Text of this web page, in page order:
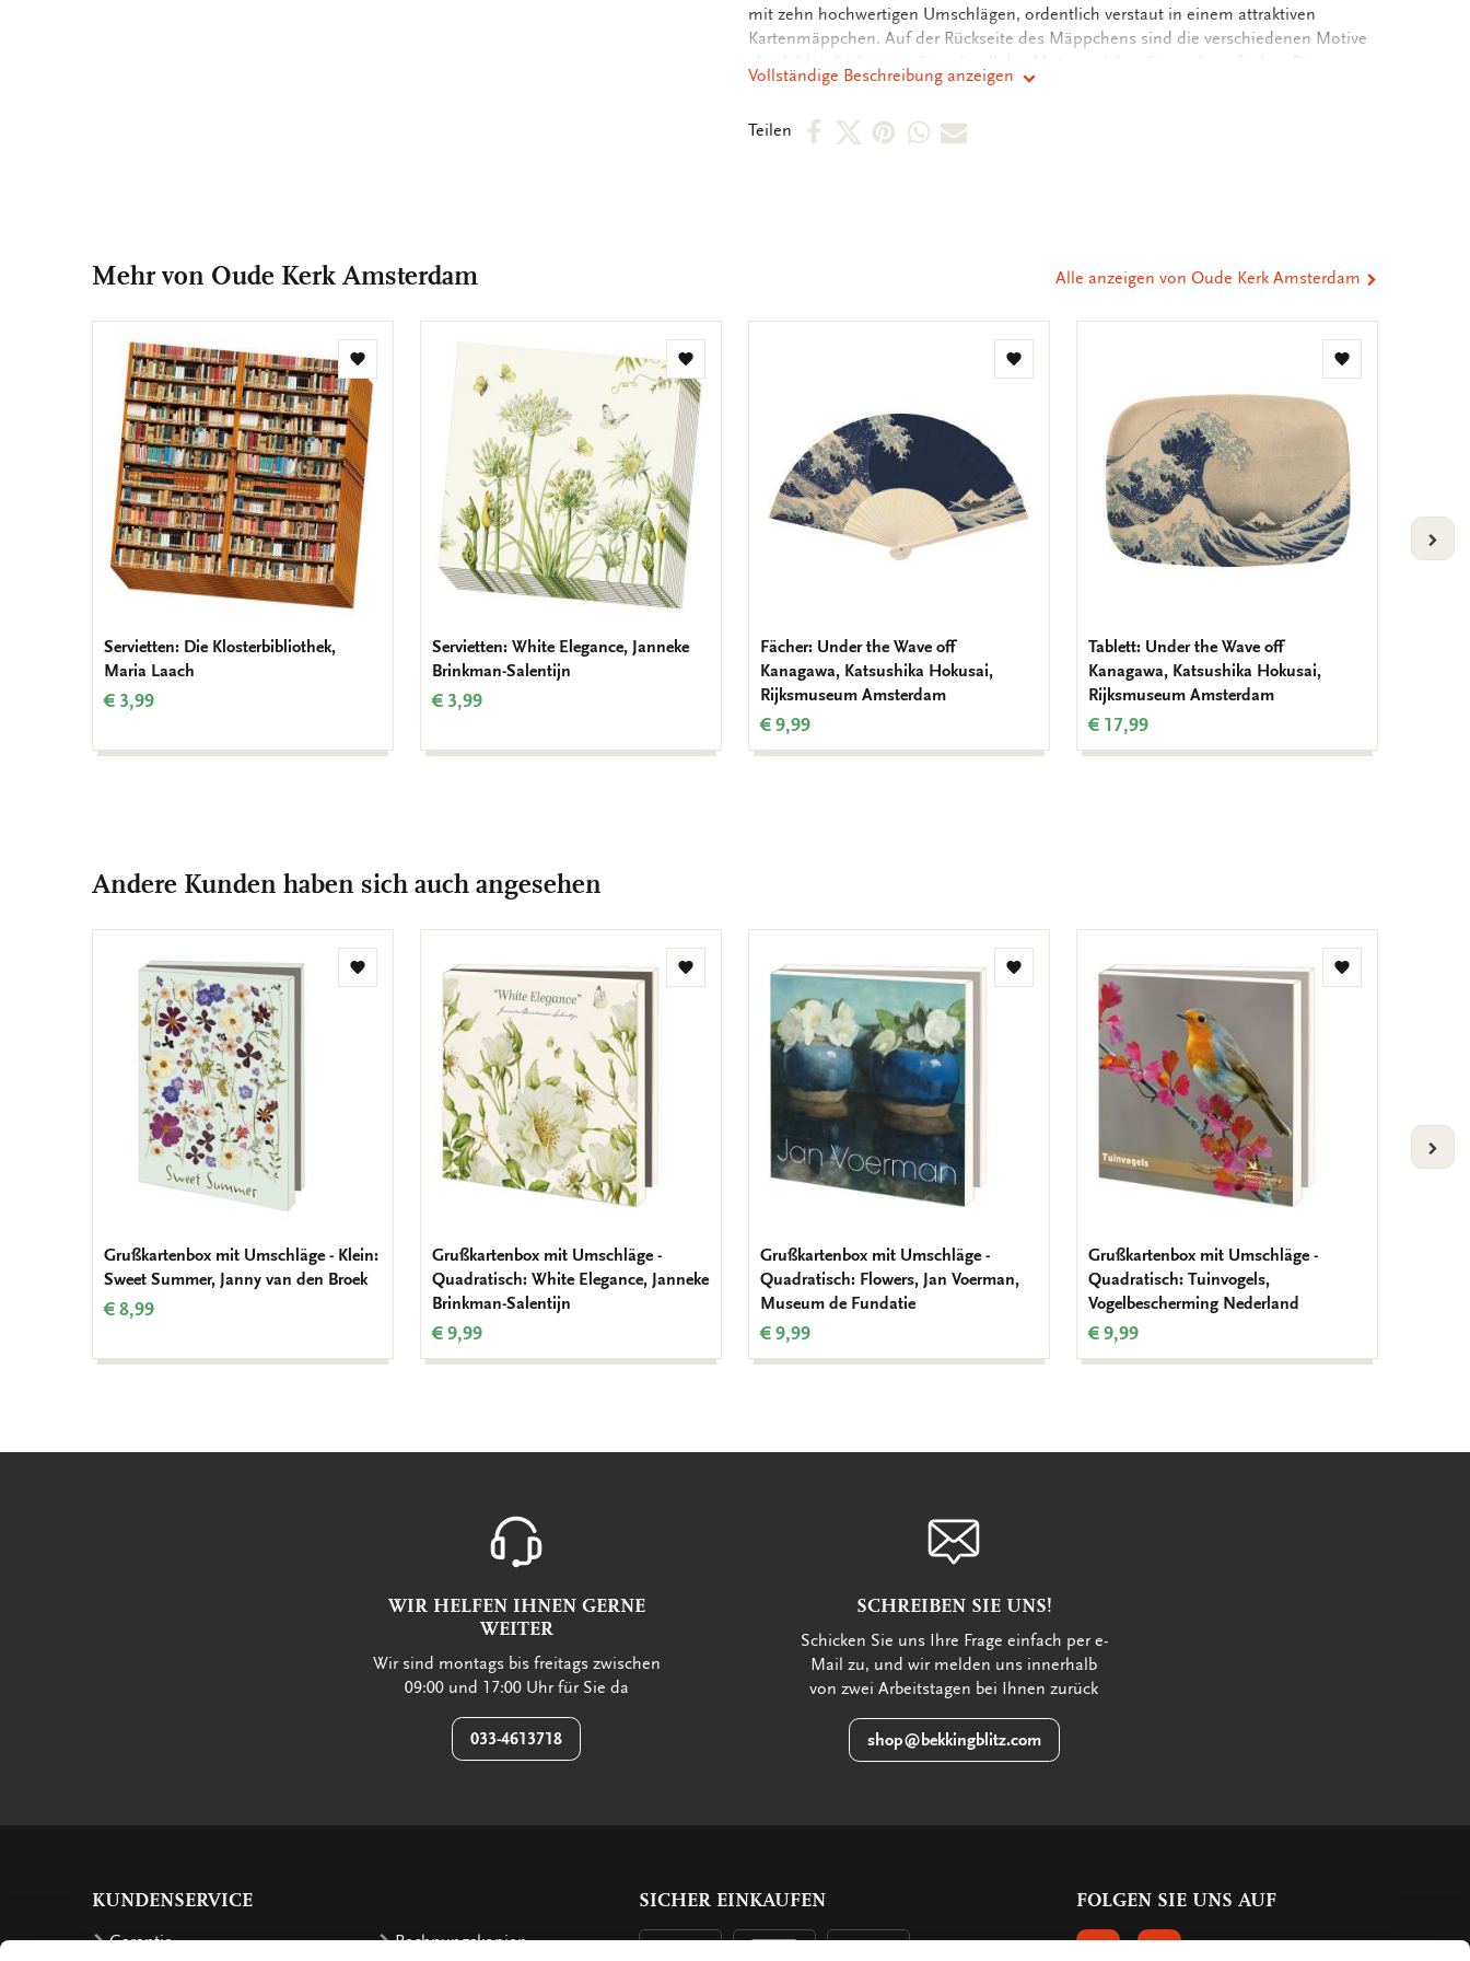
mit zehn hochwertigen Umschlägen, ordentlich verstaut in einem attraktiven
Kartenmäppchen. Auf der Rückseite des Mäppchens sind die verschiedenen Motive
abgebildet. So können Sie schnell das Motiv, welches Sie suchen, finden. Die
Innenseite der Karten sind unbedruckt, sodass Sie genügend Raum für Ihre
Vollständige Beschreibung anzeigen
Teilen
Per Per Per PerPer
Mehr von Oude Kerk Amsterdam Alle anzeigen von Oude Kerk Amsterdam
Zur
Wunschliste
hinzufügen
Servietten: Die Klosterbibliothek,
Maria Laach
€ 3,99
Zur
Wunschliste
hinzufügen
Servietten: White Elegance, Janneke
Brinkman-Salentijn
€ 3,99
Zur
Fächer: Under the Wave off
Kanagawa, Katsushika Hokusai,
Rijksmuseum Amsterdam
€ 9,99
Zur
Tablett: Under the Wave off
Kanagawa, Katsushika Hokusai,
Rijksmuseum Amsterdam
€ 17,99
Andere Kunden haben sich auch angesehen
Zur
Wunschliste
Grußkartenbox mit Umschläge - Klein:
Sweet Summer, Janny van den Broek
€ 8,99
Zur
Grußkartenbox mit Umschläge -
Quadratisch: White Elegance, Janneke
Brinkman-Salentijn
€ 9,99
Zur
Wunschliste
Grußkartenbox mit Umschläge -
Quadratisch: Flowers, Jan Voerman,
Museum de Fundatie
€ 9,99
Zur
Grußkartenbox mit Umschläge -
Quadratisch: Tuinvogels,
Vogelbescherming Nederland
€ 9,99
WIR HELFEN IHNEN GERNE
WEITER
Wir sind montags bis freitags zwischen
09:00 und 17:00 Uhr für Sie da
033-4613718
SCHREIBEN SIE UNS!
Schicken Sie uns Ihre Frage einfach per e-
Mail zu, und wir melden uns innerhalb
von zwei Arbeitstagen bei Ihnen zurück
shop@bekkingblitz.com
KUNDENSERVICE
Garantie Rechnungskopien
SICHER EINKAUFEN FOLGEN SIE UNS AUF